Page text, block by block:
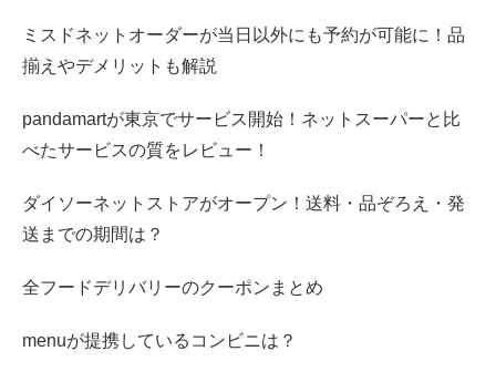
ミスドネットオーダーが当日以外にも予約が可能に！品
揃えやデメリットも解説
pandamartが東京でサービス開始！ネットスーパーと比
べたサービスの質をレビュー！
ダイソーネットストアがオープン！送料・品ぞろえ・発
送までの期間は？
全フードデリバリーのクーポンまとめ
menuが提携しているコンビニは？